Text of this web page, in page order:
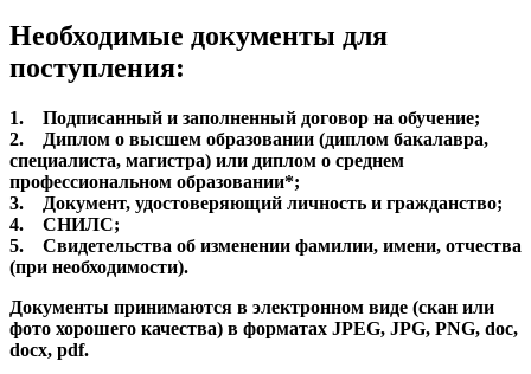
Необходимые документы для
поступления:
1. Подписанный и заполненный договор на обучение;
2. Диплом о высшем образовании (диплом бакалавра,
специалиста, магистра) или диплом о среднем
профессиональном образовании*;
3. Документ, удостоверяющий личность и гражданство;
4. СНИЛС;
5. Свидетельства об изменении фамилии, имени, отчества
(при необходимости).
Документы принимаются в электронном виде (скан или
фото хорошего качества) в форматах JPEG, JPG, PNG, doc,
docx, pdf.